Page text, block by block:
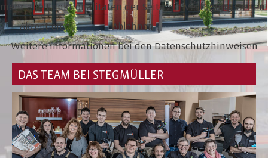
DAS TEAM BEI STEGMÜLLER
mehr alle Funktionalitäten der Seite zur Verfügung stehen.
Akzeptieren Ablehnen
Weitere Informationen bei den Datenschutzhinweisen